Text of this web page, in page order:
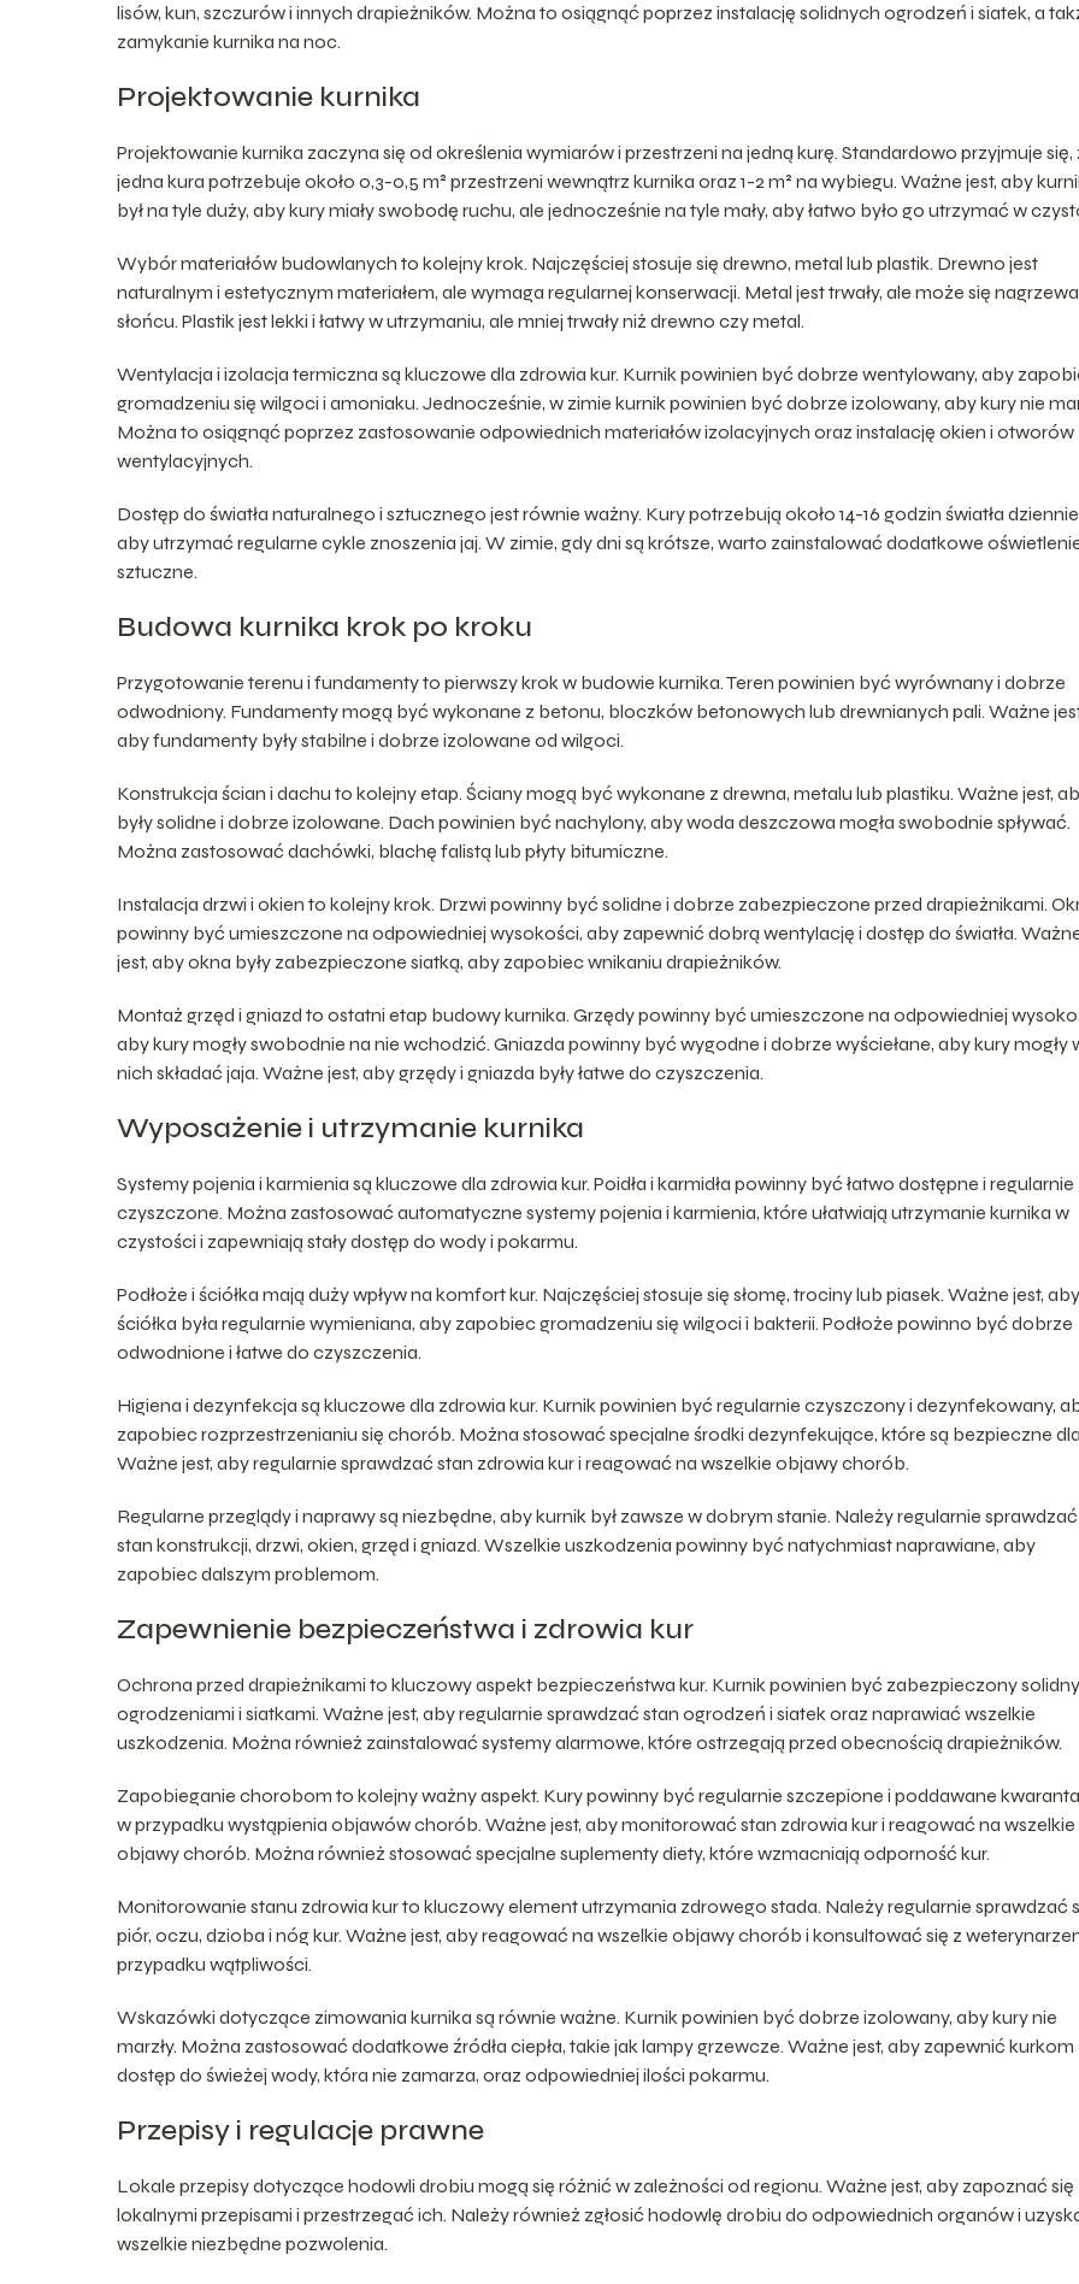
lisów, kun, szczurów i innych drapieżników. Można to osiągnąć poprzez instalację solidnych ogrodzeń i siatek, a
zamykanie kurnika na noc.
Projektowanie kurnika
Projektowanie kurnika zaczyna się od określenia wymiarów i przestrzeni na jedną kurę. Standardowo przyjmuje się,
jedna kura potrzebuje około 0,3-0,5 m² przestrzeni wewnątrz kurnika oraz 1-2 m² na wybiegu. Ważne jest, aby
był na tyle duży, aby kury miały swobodę ruchu, ale jednocześnie na tyle mały, aby łatwo było go utrzymać w
Wybór materiałów budowlanych to kolejny krok. Najczęściej stosuje się drewno, metal lub plastik. Drewno jest
naturalnym i estetycznym materiałem, ale wymaga regularnej konserwacji. Metal jest trwały, ale może się
słońcu. Plastik jest lekki i łatwy w utrzymaniu, ale mniej trwały niż drewno czy metal.
Wentylacja i izolacja termiczna są kluczowe dla zdrowia kur. Kurnik powinien być dobrze wentylowany, aby
gromadzeniu się wilgoci i amoniaku. Jednocześnie, w zimie kurnik powinien być dobrze izolowany, aby kury nie
Można to osiągnąć poprzez zastosowanie odpowiednich materiałów izolacyjnych oraz instalację okien i otworów
wentylacyjnych.
Dostęp do światła naturalnego i sztucznego jest równie ważny. Kury potrzebują około 14-16 godzin światła
aby utrzymać regularne cykle znoszenia jaj. W zimie, gdy dni są krótsze, warto zainstalować dodatkowe
sztuczne.
Budowa kurnika krok po kroku
Przygotowanie terenu i fundamenty to pierwszy krok w budowie kurnika. Teren powinien być wyrównany i dobrze
odwodniony. Fundamenty mogą być wykonane z betonu, bloczków betonowych lub drewnianych pali. Ważne
aby fundamenty były stabilne i dobrze izolowane od wilgoci.
Konstrukcja ścian i dachu to kolejny etap. Ściany mogą być wykonane z drewna, metalu lub plastiku. Ważne jest,
były solidne i dobrze izolowane. Dach powinien być nachylony, aby woda deszczowa mogła swobodnie spływać.
Można zastosować dachówki, blachę falistą lub płyty bitumiczne.
Instalacja drzwi i okien to kolejny krok. Drzwi powinny być solidne i dobrze zabezpieczone przed drapieżnikami.
powinny być umieszczone na odpowiedniej wysokości, aby zapewnić dobrą wentylację i dostęp do światła.
jest, aby okna były zabezpieczone siatką, aby zapobiec wnikaniu drapieżników.
Montaż grzęd i gniazd to ostatni etap budowy kurnika. Grzędy powinny być umieszczone na odpowiedniej
aby kury mogły swobodnie na nie wchodzić. Gniazda powinny być wygodne i dobrze wyściełane, aby kury mogły
nich składać jaja. Ważne jest, aby grzędy i gniazda były łatwe do czyszczenia.
Wyposażenie i utrzymanie kurnika
Systemy pojenia i karmienia są kluczowe dla zdrowia kur. Poidła i karmidła powinny być łatwo dostępne i regularnie
czyszczone. Można zastosować automatyczne systemy pojenia i karmienia, które ułatwiają utrzymanie kurnika w
czystości i zapewniają stały dostęp do wody i pokarmu.
Podłoże i ściółka mają duży wpływ na komfort kur. Najczęściej stosuje się słomę, trociny lub piasek. Ważne jest, aby
ściółka była regularnie wymieniana, aby zapobiec gromadzeniu się wilgoci i bakterii. Podłoże powinno być dobrze
odwodnione i łatwe do czyszczenia.
Higiena i dezynfekcja są kluczowe dla zdrowia kur. Kurnik powinien być regularnie czyszczony i dezynfekowany,
zapobiec rozprzestrzenianiu się chorób. Można stosować specjalne środki dezynfekujące, które są bezpieczne
Ważne jest, aby regularnie sprawdzać stan zdrowia kur i reagować na wszelkie objawy chorób.
Regularne przeglądy i naprawy są niezbędne, aby kurnik był zawsze w dobrym stanie. Należy regularnie sprawdzać
stan konstrukcji, drzwi, okien, grzęd i gniazd. Wszelkie uszkodzenia powinny być natychmiast naprawiane, aby
zapobiec dalszym problemom.
Zapewnienie bezpieczeństwa i zdrowia kur
Ochrona przed drapieżnikami to kluczowy aspekt bezpieczeństwa kur. Kurnik powinien być zabezpieczony
ogrodzeniami i siatkami. Ważne jest, aby regularnie sprawdzać stan ogrodzeń i siatek oraz naprawiać wszelkie
uszkodzenia. Można również zainstalować systemy alarmowe, które ostrzegają przed obecnością drapieżników.
Zapobieganie chorobom to kolejny ważny aspekt. Kury powinny być regularnie szczepione i poddawane
w przypadku wystąpienia objawów chorób. Ważne jest, aby monitorować stan zdrowia kur i reagować na wszelkie
objawy chorób. Można również stosować specjalne suplementy diety, które wzmacniają odporność kur.
Monitorowanie stanu zdrowia kur to kluczowy element utrzymania zdrowego stada. Należy regularnie sprawdzać
piór, oczu, dzioba i nóg kur. Ważne jest, aby reagować na wszelkie objawy chorób i konsultować się z
przypadku wątpliwości.
Wskazówki dotyczące zimowania kurnika są równie ważne. Kurnik powinien być dobrze izolowany, aby kury nie
marzły. Można zastosować dodatkowe źródła ciepła, takie jak lampy grzewcze. Ważne jest, aby zapewnić kurkom
dostęp do świeżej wody, która nie zamarza, oraz odpowiedniej ilości pokarmu.
Przepisy i regulacje prawne
Lokale przepisy dotyczące hodowli drobiu mogą się różnić w zależności od regionu. Ważne jest, aby zapoznać się
lokalnymi przepisami i przestrzegać ich. Należy również zgłosić hodowlę drobiu do odpowiednich organów i
wszelkie niezbędne pozwolenia.